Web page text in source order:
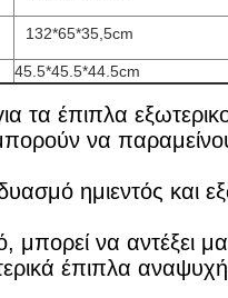
132*65*35,5cm
45.5*45.5*44.5cm
για τα έπιπλα
να
ημιεντός και
μπορεί να αντέξει
έπιπλα